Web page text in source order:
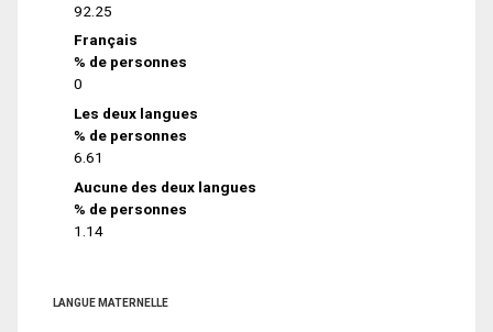
92.25
Français
% de personnes
0
Les deux langues
% de personnes
6.61
Aucune des deux langues
% de personnes
1.14
LANGUE MATERNELLE